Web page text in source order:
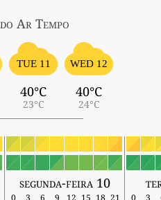
Ar Tempo
TUE 11
40°C
23°C
WED 12
40°C
24°C
segunda-feira 10